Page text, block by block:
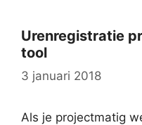
Urenregistratie
tool
3 januari 2018
Als je projectmatig